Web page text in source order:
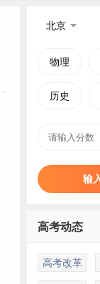
北京
物理
历史
输
高考动态
高考改革